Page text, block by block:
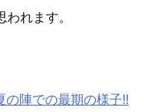
れます。
陣での最期の様子!!